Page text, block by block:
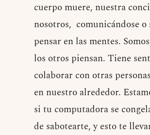
cuerpo muere, nuestra
nosotros, comunicándose
pensar en las mentes.
los otros piensan. Tiene
colaborar con otras
en nuestro alrededor.
si tu computadora se
de sabotearte, y esto te